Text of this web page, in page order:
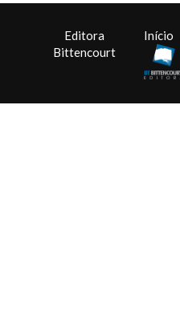
Editora
Bittencourt
Início